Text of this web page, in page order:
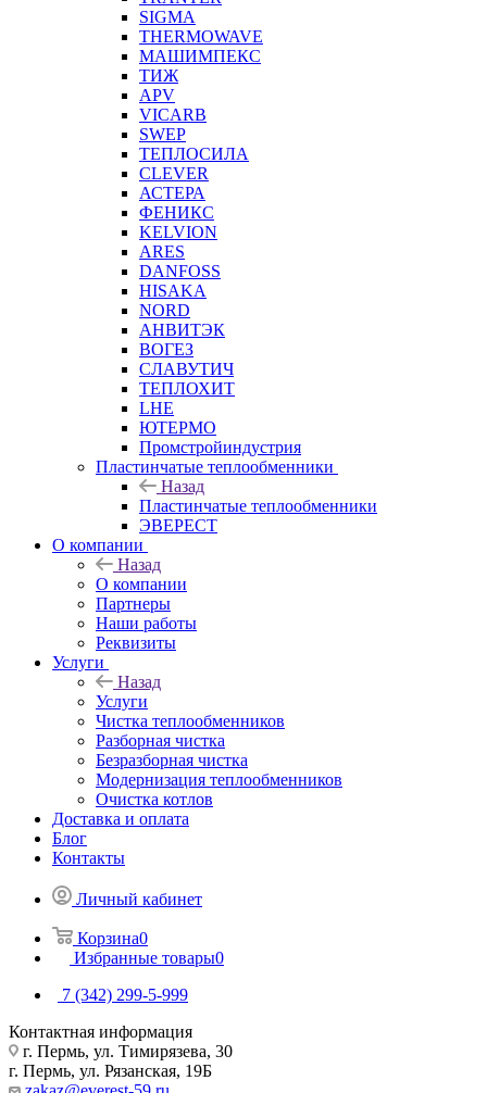
SIGMA
THERMOWAVE
МАШИМПЕКС
ТИЖ
APV
VICARB
SWEP
ТЕПЛОСИЛА
CLEVER
АСТЕРА
ФЕНИКС
KELVION
ARES
DANFOSS
HISAKA
NORD
АНВИТЭК
ВОГЕЗ
СЛАВУТИЧ
ТЕПЛОХИТ
LHE
ЮТЕРМО
Промстройиндустрия
Пластинчатые теплообменники
Назад
Пластинчатые теплообменники
ЭВЕРЕСТ
О компании
Назад
О компании
Партнеры
Наши работы
Реквизиты
Услуги
Назад
Услуги
Чистка теплообменников
Разборная чистка
Безразборная чистка
Модернизация теплообменников
Очистка котлов
Доставка и оплата
Блог
Контакты
Личный кабинет
Корзина0
Избранные товары0
7 (342) 299-5-999
Контактная информация
г. Пермь, ул. Тимирязева, 30
г. Пермь, ул. Рязанская, 19Б